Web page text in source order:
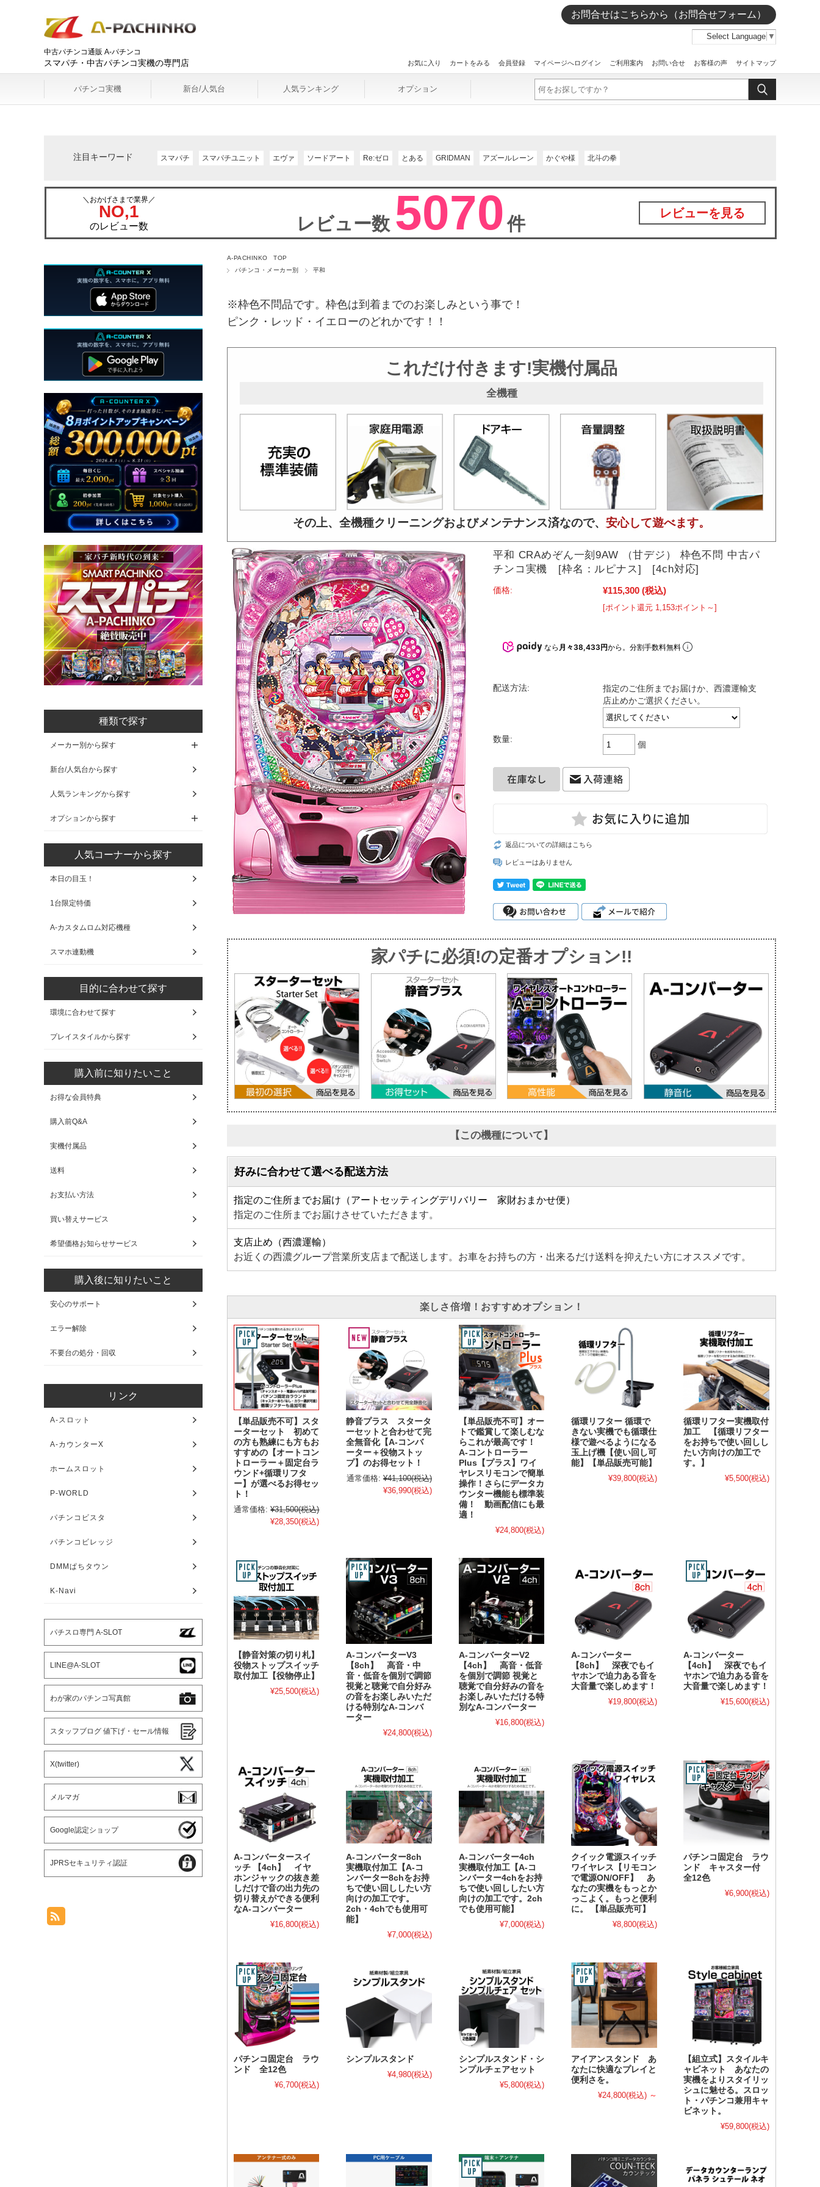
中古パチンコ通販 A-パチンコ
スマパチ・中古パチンコ実機の専門店
お問合せはこちらから（お問合せフォーム）
Select Language ▼
お気に入り カートをみる 会員登録 マイページへログイン ご利用案内 お問い合せ お客様の声 サイトマップ
パチンコ実機 新台/人気台 人気ランキング オプション
注目キーワード スマパチ スマパチユニット エヴァ ソードアート Re:ゼロ とある GRIDMAN アズールレーン かぐや様 北斗の拳
＼おかげさまで業界／
NO,1
のレビュー数 レビュー数 5070件
レビューを見る
A-PACHINKO TOP
パチンコ・メーカー別
平和
※枠色不問品です。枠色は到着までのお楽しみという事で！
ピンク・レッド・イエローのどれかです！！
これだけ付きます!実機付属品
全機種
その上、全機種クリーニングおよびメンテナンス済なので、 安心して遊べます。
平和 CRAめぞん一刻9AW （甘デジ） 枠色不問 中古パ
チンコ実機 [枠名：ルピナス] [4ch対応]
価格: ¥115,300 (税込)
[ポイント還元 1,153ポイント～]
なら 月々38,433円から。分割手数料無料
配送方法:
指定のご住所までお届けか、西濃運輸支
店止めかご選択ください。
数量:
個
返品についての詳細はこちら
レビューはありません
家パチに必須!の定番オプション!!
【この機種について】
好みに合わせて選べる配送方法
指定のご住所までお届け（アートセッティングデリバリー 家財おまかせ便）
指定のご住所までお届けさせていただきます。
支店止め（西濃運輸）
お近くの西濃グループ営業所支店まで配送します。お車をお持ちの方・出来るだけ送料を抑えたい方にオススメです。
楽しさ倍増！おすすめオプション！
【単品販売不可】スタ
ーターセット 初めて
の方も熟練にも方もお
すすめの【オートコン
トローラー＋固定台ラ
ウンド+循環リフタ
ー】が選べるお得セッ
ト！
通常価格: ¥31,500(税込)
¥28,350(税込)
静音プラス スタータ
ーセットと合わせて完
全無音化【A-コンバ
ーター＋役物ストッ
プ】のお得セット！
通常価格: ¥41,100(税込)
¥36,990(税込)
【単品販売不可】オー
トで鑑賞して楽しむな
らこれが最高です！
A-コントローラー
Plus【プラス】ワイ
ヤレスリモコンで簡単
操作！さらにデータカ
ウンター機能も標準装
備！ 動画配信にも最
適！
¥24,800(税込)
循環リフター 循環で
きない実機でも循環仕
様で遊べるようになる
玉上げ機【使い回し可
能】【単品販売可能】
¥39,800(税込)
循環リフター実機取付
加工 【循環リフター
をお持ちで使い回しし
たい方向けの加工で
す。】
¥5,500(税込)
【静音対策の切り札】
役物ストップスイッチ
取付加工【役物停止】
¥25,500(税込)
A-コンバーターV3
【8ch】 高音・中
音・低音を個別で調節
視覚と聴覚で自分好み
の音をお楽しみいただ
ける特別なA-コンバ
ーター
¥24,800(税込)
A-コンバーターV2
【4ch】 高音・低音
を個別で調節 視覚と
聴覚で自分好みの音を
お楽しみいただける特
別なA-コンバーター
¥16,800(税込)
A-コンバーター
【8ch】 深夜でもイ
ヤホンで迫力ある音を
大音量で楽しめます！
¥19,800(税込)
A-コンバーター
【4ch】 深夜でもイ
ヤホンで迫力ある音を
大音量で楽しめます！
¥15,600(税込)
A-コンバータースイ
ッチ 【4ch】 イヤ
ホンジャックの抜き差
しだけで音の出力先の
切り替えができる便利
なA-コンバーター
¥16,800(税込)
A-コンバーター8ch
実機取付加工【A-コ
ンバーター8chをお持
ちで使い回ししたい方
向けの加工です。
2ch・4chでも使用可
能】
¥7,000(税込)
A-コンバーター4ch
実機取付加工【A-コ
ンバーター4chをお持
ちで使い回ししたい方
向けの加工です。2ch
でも使用可能】
¥7,000(税込)
クイック電源スイッチ
ワイヤレス【リモコン
で電源ON/OFF】 あ
なたの実機をもっとか
っこよく。もっと便利
に。 【単品販売可】
¥8,800(税込)
パチンコ固定台 ラウ
ンド キャスター付
全12色
¥6,900(税込)
パチンコ固定台 ラウ
ンド 全12色
¥6,700(税込)
シンプルスタンド
¥4,980(税込)
シンプルスタンド・シ
ンプルチェアセット
¥5,800(税込)
アイアンスタンド あ
なたに快適なプレイと
便利さを。
¥24,800(税込) ～
【組立式】スタイルキ
ャビネット あなたの
実機をよりスタイリッ
シュに魅せる。スロッ
ト・パチンコ兼用キャ
ビネット。
¥59,800(税込)
種類で探す
メーカー別から探す
新台/人気台から探す
人気ランキングから探す
オプションから探す
人気コーナーから探す
本日の目玉！
1台限定特価
A-カスタムロム対応機種
スマホ連動機
目的に合わせて探す
環境に合わせて探す
プレイスタイルから探す
購入前に知りたいこと
お得な会員特典
購入前Q&A
実機付属品
送料
お支払い方法
買い替えサービス
希望価格お知らせサービス
購入後に知りたいこと
安心のサポート
エラー解除
不要台の処分・回収
リンク
A-スロット
A-カウンターX
ホームスロット
P-WORLD
パチンコビスタ
パチンコビレッジ
DMMぱちタウン
K-Navi
パチスロ専門 A-SLOT
LINE@A-SLOT
わが家のパチンコ写真館
スタッフブログ 値下げ・セール情報
X(twitter)
メルマガ
Google認定ショップ
JPRSセキュリティ認証